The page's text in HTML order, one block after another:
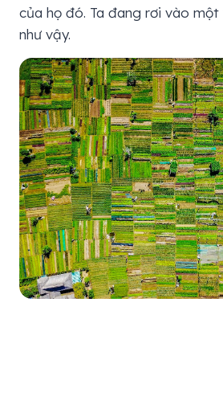
của họ đó. Ta đang rơi vào
như vậy.